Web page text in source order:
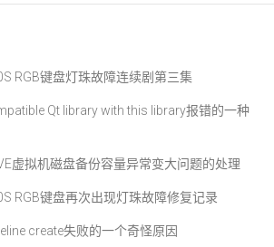
RGB键盘灯珠故障连续剧第三集
Qt library with this library报错的一种
虚拟机磁盘备份容量异常变大问题的处理
RGB键盘再次出现灯珠故障修复记录
create失败的一个奇怪原因